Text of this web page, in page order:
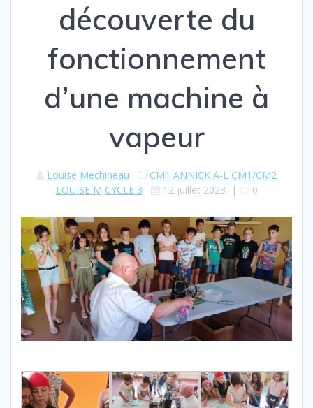
découverte du
fonctionnement
d’une machine à
vapeur
Louise Mechineau CM1 ANNICK A-L CM1/CM2
LOUISE M CYCLE 3 12 juillet 2023 | 0